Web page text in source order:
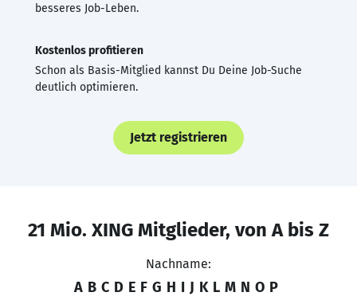
besseres Job-Leben.
Kostenlos profitieren
Schon als Basis-Mitglied kannst Du Deine Job-Suche
deutlich optimieren.
Jetzt registrieren
21 Mio. XING Mitglieder, von A bis Z
Nachname:
A B C D E F G H I J K L M N O P